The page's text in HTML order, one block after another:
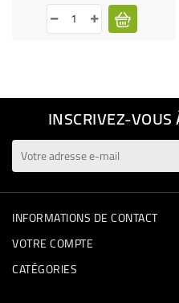
INSCRIVEZ-
INFORMATIONS DE CONTACT
VOTRE COMPTE
CATÉGORIES